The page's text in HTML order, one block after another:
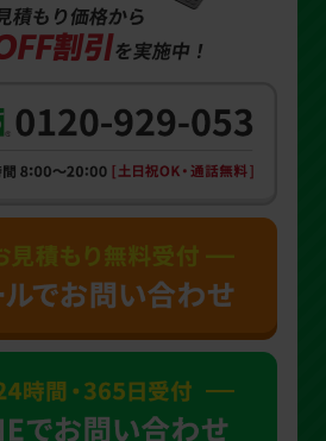
積もり価格から
割引を実施中！